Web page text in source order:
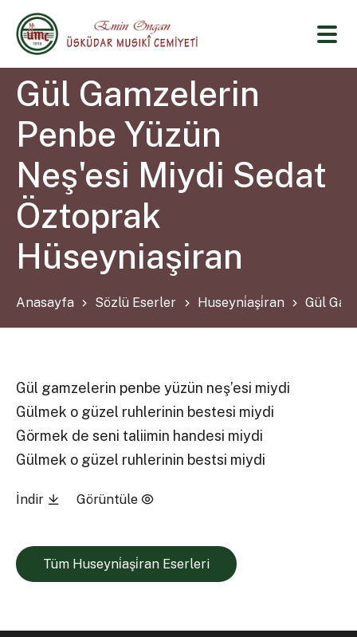
Gül Gamzelerin
Penbe Yüzün
Neş'esi Miydi Sedat
Öztoprak
Hüseyniaşiran
Anasayfa Sözlü Eserler Huseyni̇aşi̇ran Gül
Gül gamzelerin penbe yüzün neş’esi miydi
Gülmek o güzel ruhlerinin bestesi miydi
Görmek de seni taliimin handesi miydi
Gülmek o güzel ruhlerinin bestsi miydi
İndir Görüntüle
Tüm Huseyni̇aşi̇ran Eserleri